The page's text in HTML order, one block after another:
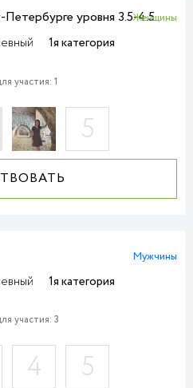
уровня 3.5-4.5
1я категория
Женщины
участия: 1
5
1я категория
Мужчины
участия: 3
4 5